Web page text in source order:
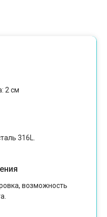
2 см
316L.
возможность